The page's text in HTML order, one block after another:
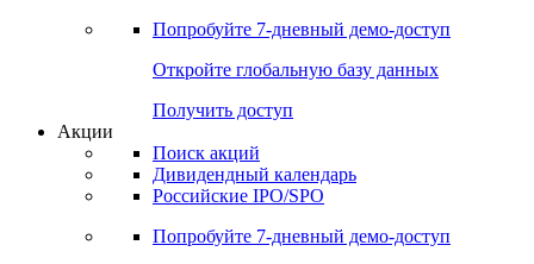
Попробуйте 7-дневный демо-доступ
Откройте глобальную базу данных
Получить доступ
Акции
Поиск акций
Дивидендный календарь
Российские IPO/SPO
Попробуйте 7-дневный демо-доступ